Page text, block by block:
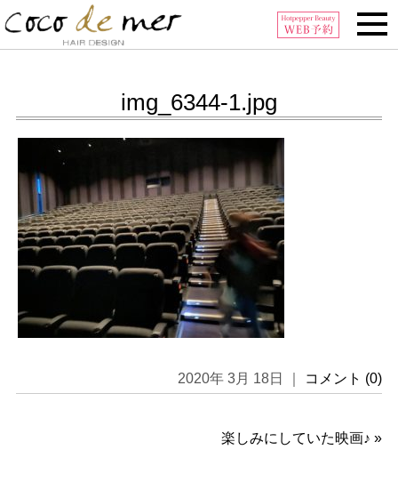
Tel:0296-32-6006
img_6344-1.jpg
2020年 3月 18日 ｜ コメント (0)
楽しみにしていた映画♪ »